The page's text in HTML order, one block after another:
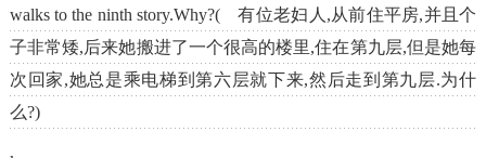
walks to the ninth story.Why?( 有位老妇人,从前住平房,并且个
子非常矮,后来她搬进了一个很高的楼里,住在第九层,但是她每
次回家,她总是乘电梯到第六层就下来,然后走到第九层.为什
么?)